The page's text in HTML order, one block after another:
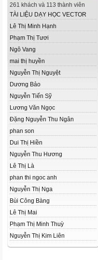
261 khách và 113 thành viên
TÀI LIỆU DẠY HỌC VECTOR
Lê Thị Minh Hạnh
Phạm Thị Tươi
Ngô Vang
mai thị huyền
Nguyễn Thị Nguyệt
Dương Bảo
Nguyễn Tiến Sỹ
Lương Văn Ngọc
Đặng Nguyễn Thu Ngân
phan son
Dui Thị Hiền
Nguyễn Thu Hương
Lê Thị Là
phan thi ngoc anh
Nguyễn Thị Nga
Bùi Công Bàng
Lê Thị Mai
Phạm Thị Minh Thuỳ
Nguyễn Thị Kim Liên